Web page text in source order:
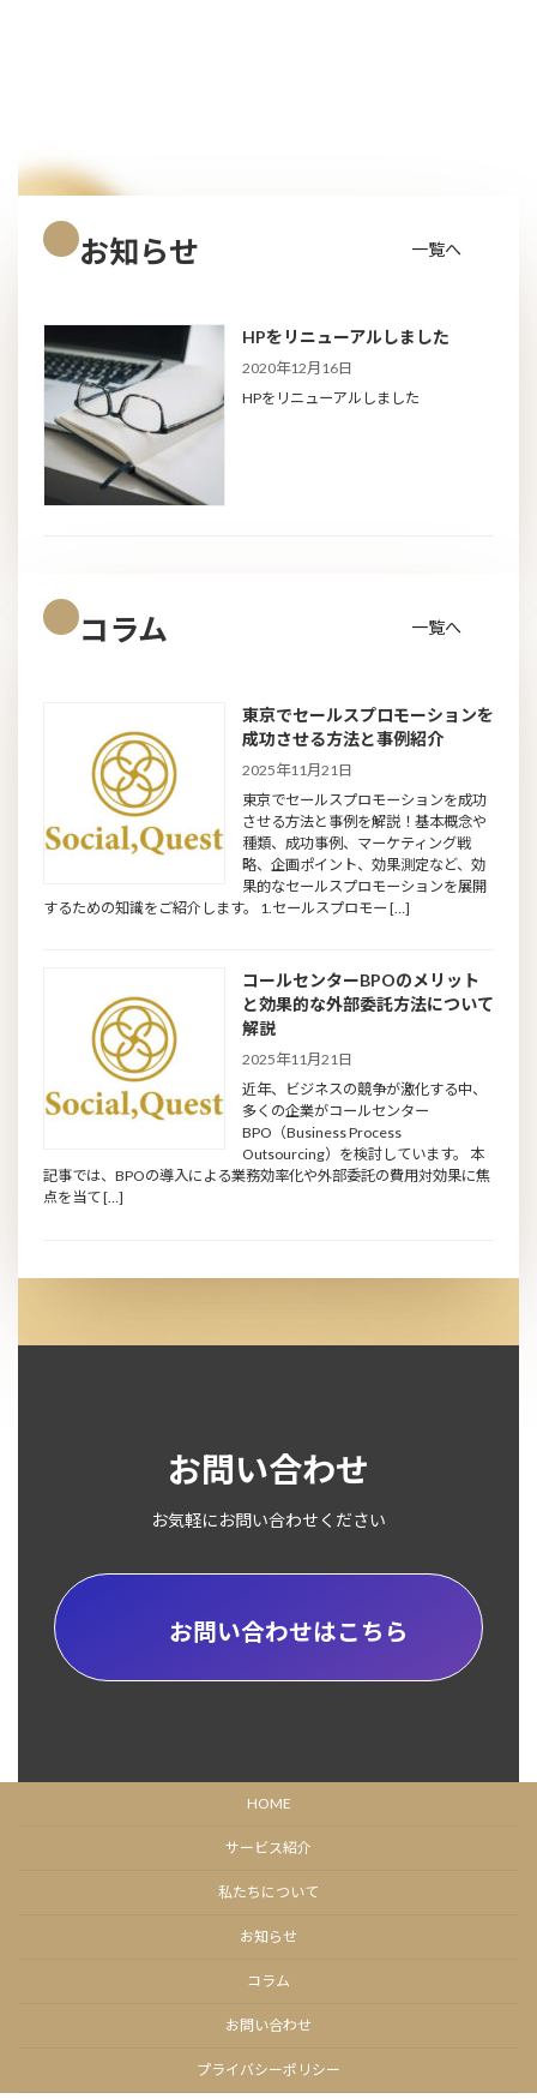
お知らせ 一覧へ
HPをリニューアルしました
2020年12月16日
HPをリニューアルしました
コラム 一覧へ
東京でセールスプロモーションを
成功させる方法と事例紹介
2025年11月21日
東京でセールスプロモーションを成功
させる方法と事例を解説！基本概念や
種類、成功事例、マーケティング戦
略、企画ポイント、効果測定など、効
果的なセールスプロモーションを展開
するための知識をご紹介します。 1.セールスプロモー […]
コールセンターBPOのメリット
と効果的な外部委託方法について
解説
2025年11月21日
近年、ビジネスの競争が激化する中、
多くの企業がコールセンター
BPO（Business Process
Outsourcing）を検討しています。 本
記事では、BPOの導入による業務効率化や外部委託の費用対効果に焦
点を当て […]
お問い合わせ
お気軽にお問い合わせください
お問い合わせはこちら
HOME
サービス紹介
私たちについて
お知らせ
コラム
お問い合わせ
プライバシーポリシー